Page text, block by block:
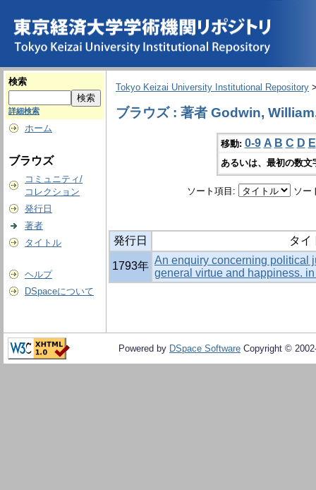
検索
詳細検索
ホーム
ブラウズ
コミュニティ/
コレクション
発行日
著者
タイトル
ヘルプ
DSpaceについて
Tokyo Keizai University Institutional Repository
ブラウズ : 著者 Godwin,
移動: 0-9 A B C D E
あるいは、最初の数
ソート項目: ソー
発行日 タイ
1793年 An enquiry concerning political
general virtue and happiness.
Powered by DSpace Software Copyright ©